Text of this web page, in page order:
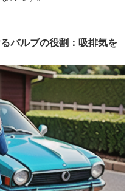
バルブの役割：吸排気を